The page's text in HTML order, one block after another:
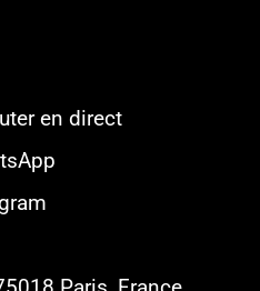
en direct